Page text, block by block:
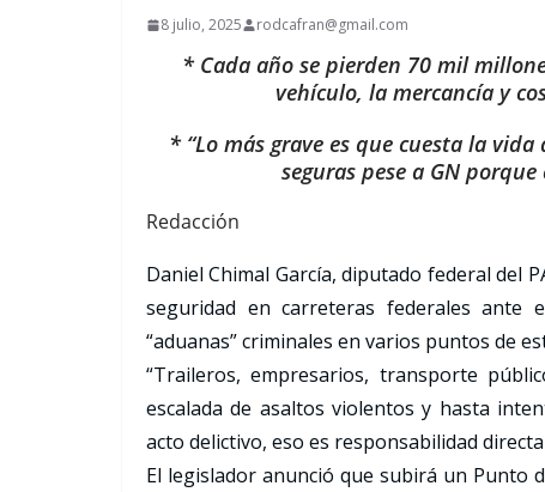
8 julio, 2025 rodcafran@gmail.com
* Cada año se pierden 70 mil
vehículo, la mercancía y
* “Lo más grave es que cuesta la
seguras pese a GN
Redacción
Daniel Chimal García, diputado federal del
seguridad en carreteras federales ante
“aduanas” criminales en varios puntos de
“Traileros, empresarios, transporte
escalada de asaltos violentos y hasta
acto delictivo, eso es responsabilidad
El legislador anunció que subirá un Punto